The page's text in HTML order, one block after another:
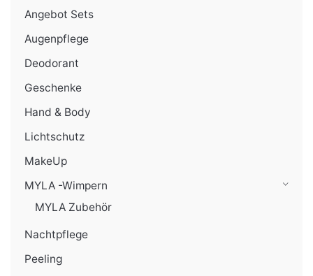
Angebot Sets
Augenpflege
Deodorant
Geschenke
Hand & Body
Lichtschutz
MakeUp
MYLA -Wimpern
MYLA Zubehör
Nachtpflege
Peeling